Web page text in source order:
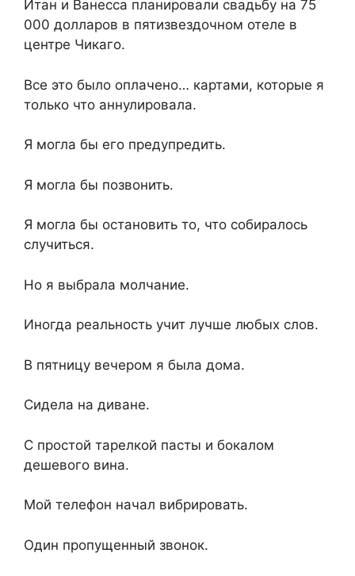
Итан и Ванесса планировали свадьбу на 75
000 долларов в пятизвездочном отеле в
центре Чикаго.
Все это было оплачено… картами, которые я
только что аннулировала.
Я могла бы его предупредить.
Я могла бы позвонить.
Я могла бы остановить то, что собиралось
случиться.
Но я выбрала молчание.
Иногда реальность учит лучше любых слов.
В пятницу вечером я была дома.
Сидела на диване.
С простой тарелкой пасты и бокалом
дешевого вина.
Мой телефон начал вибрировать.
Один пропущенный звонок.